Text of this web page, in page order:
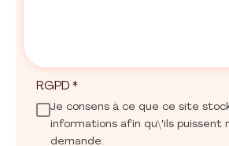
RGPD *
Je consens à ce que ce site
informations afin qu\'ils puissent
demande.